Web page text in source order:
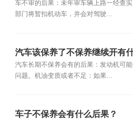
车不审的后果：未年审车辆上路一经查
部门将暂扣机动车，并会对驾驶...
汽车该保养了不保养继续开有
果？
汽车长期不保养会有的后果：发动机可
问题。机油变质或者不足：如果...
车子不保养会有什么后果？